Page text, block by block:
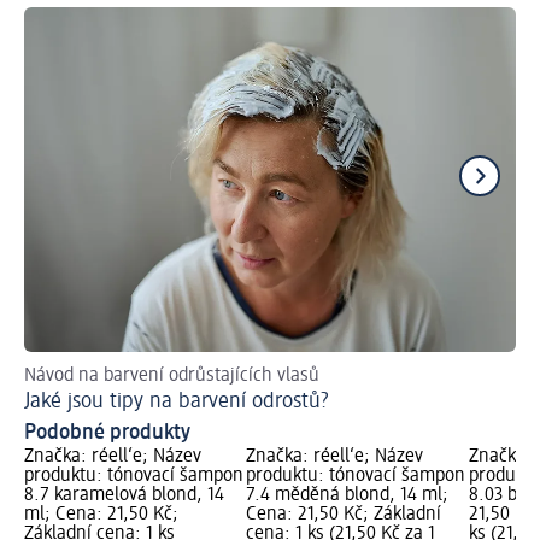
Návod na barvení odrůstajících vlasů
Jaké jsou tipy na barvení odrostů?
Podobné produkty
Značka: réell‘e; Název
produktu: tónovací šampon
8.7 karamelová blond, 14
ml; Cena: 21,50 Kč;
Základní cena: 1 ks
Značka: réell‘e; Název
produktu: tónovací šampon
7.4 měděná blond, 14 ml;
Cena: 21,50 Kč; Základní
cena: 1 ks (21,50 Kč za 1
Značka:
8.03
21,50
ks